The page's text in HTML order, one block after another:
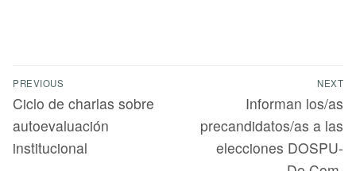
PREVIOUS
Ciclo de charlas sobre
autoevaluación
institucional
NEXT
Informan los/as
precandidatos/as a las
elecciones DOSPU-